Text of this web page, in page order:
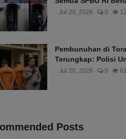
Jul 20, 2026 0
Pembunuhan di
Terungkap: Polisi
Jul 20, 2026 0 61
Posts